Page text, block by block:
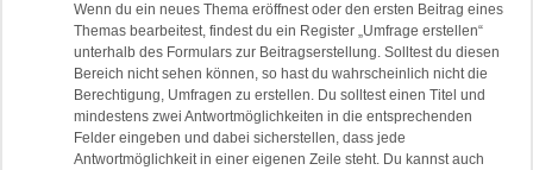
Wenn du ein neues Thema eröffnest oder den ersten Beitrag eines
Themas bearbeitest, findest du ein Register „Umfrage erstellen“
unterhalb des Formulars zur Beitragserstellung. Solltest du diesen
Bereich nicht sehen können, so hast du wahrscheinlich nicht die
Berechtigung, Umfragen zu erstellen. Du solltest einen Titel und
mindestens zwei Antwortmöglichkeiten in die entsprechenden
Felder eingeben und dabei sicherstellen, dass jede
Antwortmöglichkeit in einer eigenen Zeile steht. Du kannst auch